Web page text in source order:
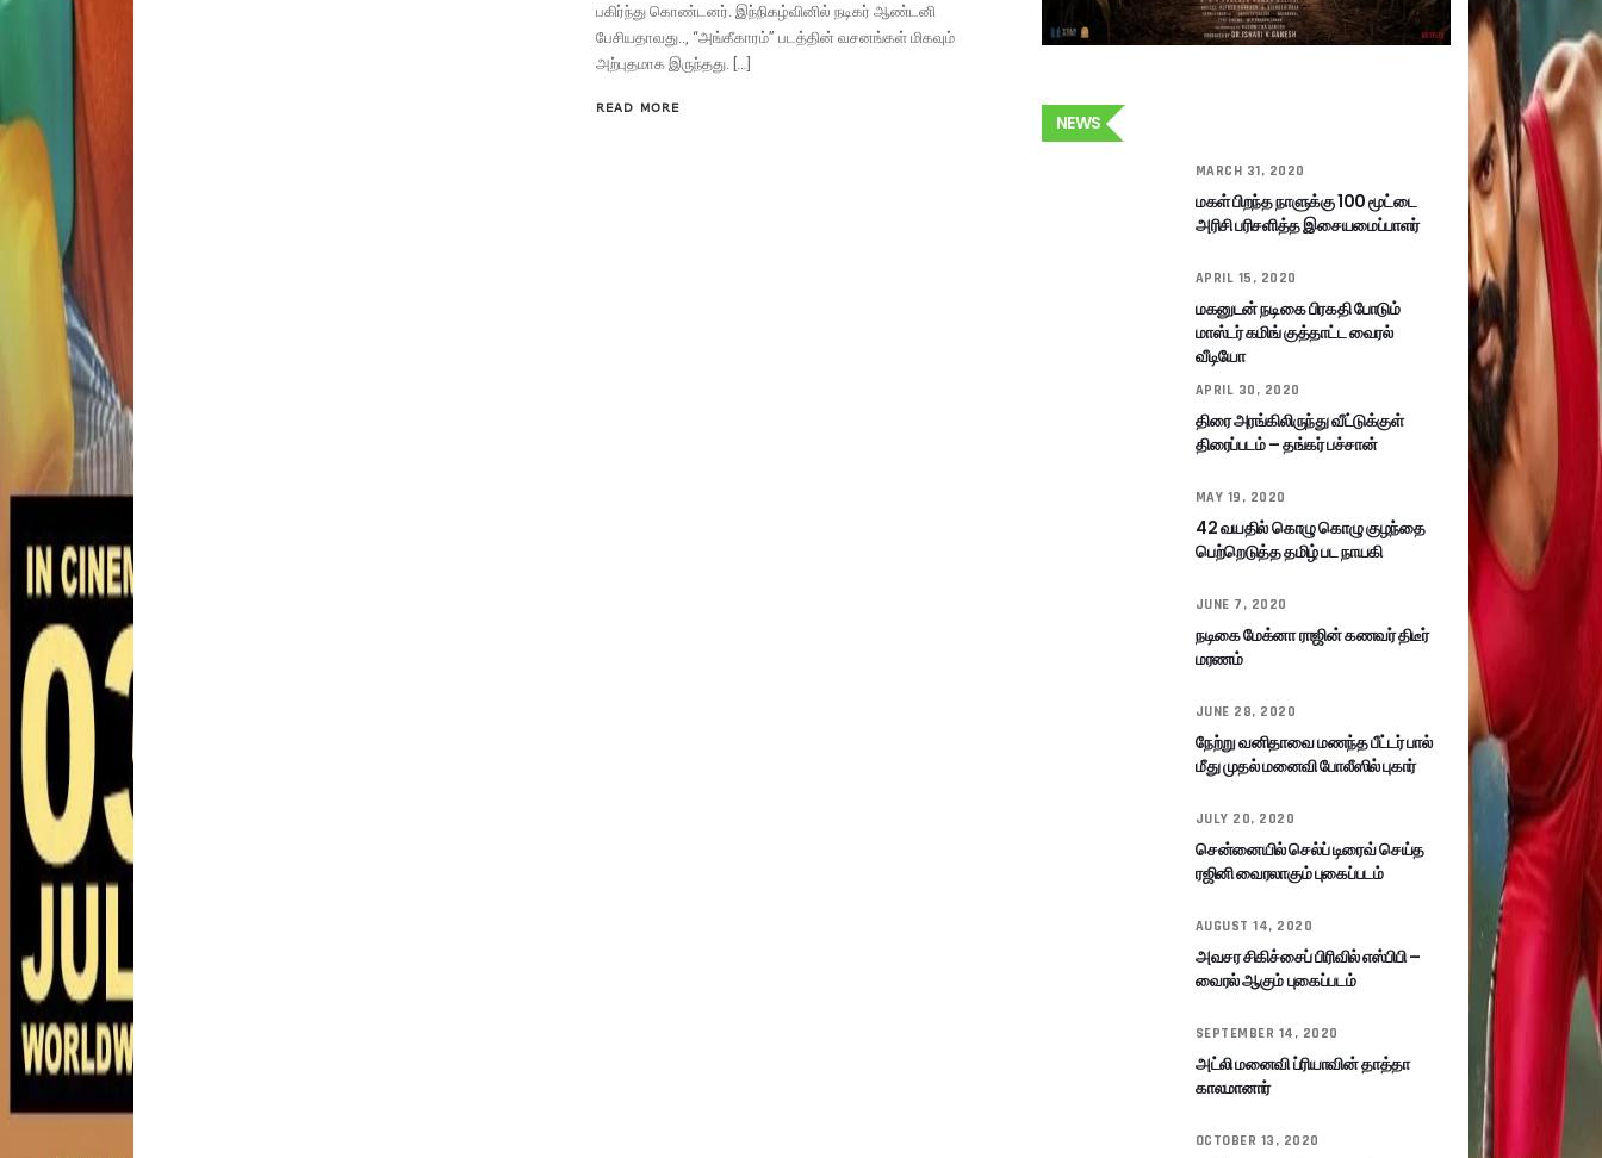
பகிர்ந்து கொண்டனர். இந்நிகழ்வினில் நடிகர் ஆண்டனி
பேசியதாவது.., “அங்கீகாரம்” படத்தின் வசனங்கள் மிகவும்
அற்புதமாக இருந்தது. […]
READ MORE
NEWS
MARCH 31, 2020
மகள் பிறந்த நாளுக்கு 100 மூட்டை
அரிசி பரிசளித்த இசையமைப்பாளர்
APRIL 15, 2020
மகனுடன் நடிகை பிரகதி போடும்
மாஸ்டர் கமிங் குத்தாட்ட வைரல்
வீடியோ
APRIL 30, 2020
திரை அரங்கிலிருந்து வீட்டுக்குள்
திரைப்படம் – தங்கர் பச்சான்
MAY 19, 2020
42 வயதில் கொழு கொழு குழந்தை
பெற்றெடுத்த தமிழ் பட நாயகி
JUNE 7, 2020
நடிகை மேக்னா ராஜின் கணவர் திடீர்
மரணம்
JUNE 28, 2020
நேற்று வனிதாவை மணந்த பீட்டர் பால்
மீது முதல் மனைவி போலீஸில் புகார்
JULY 20, 2020
சென்னையில் செல்ப் டிரைவ் செய்த
ரஜினி வைரலாகும் புகைப்படம்
AUGUST 14, 2020
அவசர சிகிச்சைப் பிரிவில் எஸ்பிபி –
வைரல் ஆகும் புகைப்படம்
SEPTEMBER 14, 2020
அட்லி மனைவி ப்ரியாவின் தாத்தா
காலமானார்
OCTOBER 13, 2020